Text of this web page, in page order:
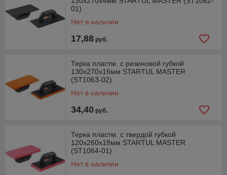
01)
Нет в наличии
17,88 руб.
Терка пластм. с резиновой губкой
130х270х16мм STARTUL MASTER
(ST1063-02)
Нет в наличии
34,40 руб.
Терка пластм. с твердой губкой
120х260х18мм STARTUL MASTER
(ST1064-01)
Нет в наличии